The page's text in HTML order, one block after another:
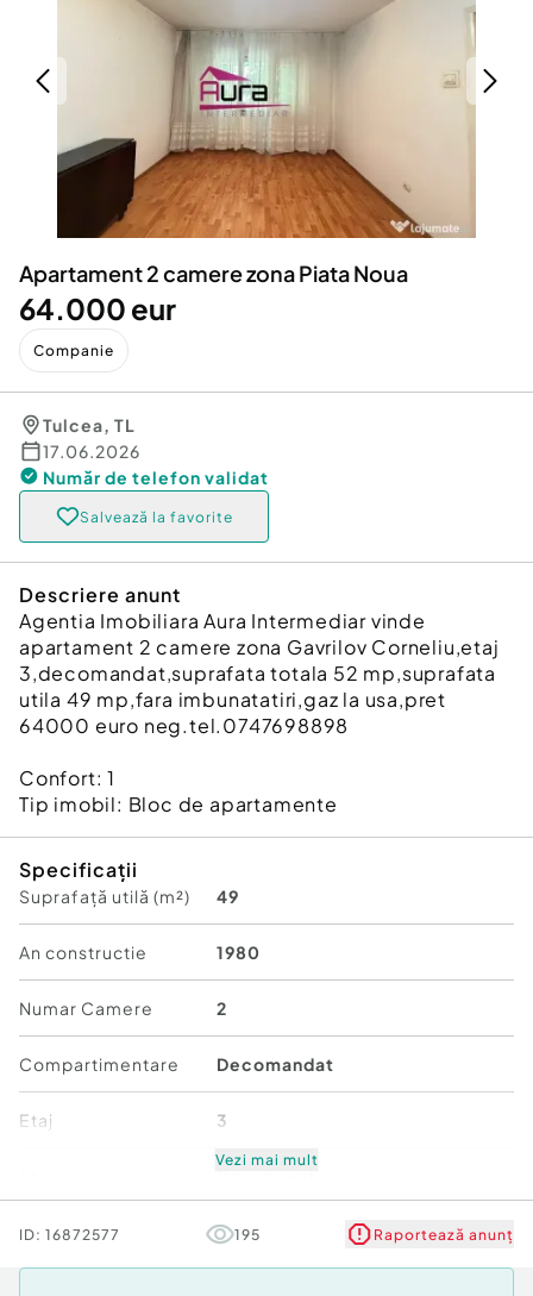
Animale de companie
Afaceri și echipamente profesionale
Inchiriere Bunuri si Vehicule
Utilaje agricole si industriale
Piese auto si accesorii
Dacia Duster
Apartament 2 camere zona Piata Noua
64.000 eur
Companie
Tulcea, TL
17.06.2026
Număr de telefon validat
Salvează la favorite
Descriere anunt
Agentia Imobiliara Aura Intermediar vinde
apartament 2 camere zona Gavrilov Corneliu,etaj
3,decomandat,suprafata totala 52 mp,suprafata
utila 49 mp,fara imbunatatiri,gaz la usa,pret
64000 euro neg.tel.0747698898
Confort:1
Tip imobil: Bloc de apartamente
Specificații
Suprafață utilă (m²) 49
An constructie 1980
Numar Camere 2
Compartimentare Decomandat
Etaj 3
Comfort 1
Vezi mai mult
ID: 16872577 195 Raportează anunț